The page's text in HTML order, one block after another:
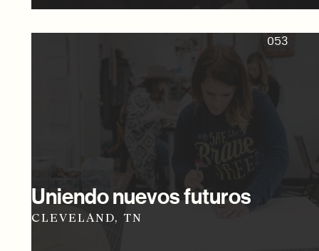
053
Uniendo nuevos futuros
CLEVELAND, TN